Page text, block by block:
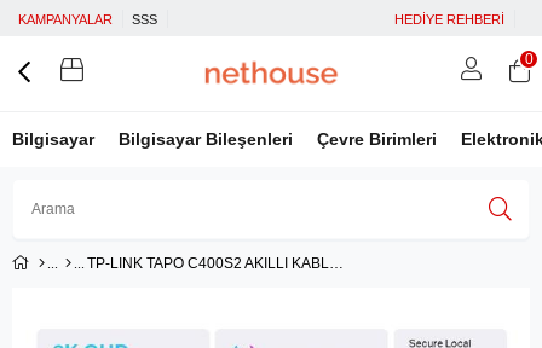
KAMPANYALAR SSS HEDİYE REHBERİ
Bilgisayar Bilgisayar Bileşenleri Çevre Birimleri
0
TP-LINK TAPO C400S2 AKILLI KABLOSUZ GÜVENİL KAMERASI